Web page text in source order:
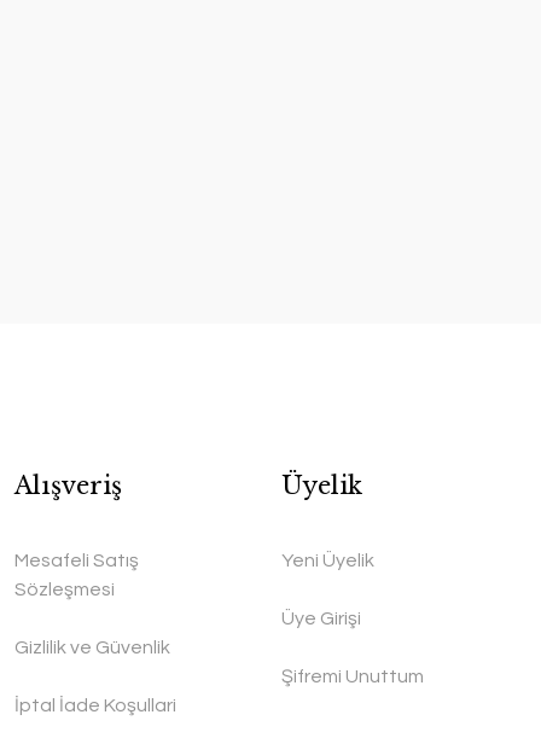
Alışveriş
Mesafeli Satış
Sözleşmesi
Gizlilik ve Güvenlik
İptal İade Koşullari
Üyelik
Yeni Üyelik
Üye Girişi
Şifremi Unuttum